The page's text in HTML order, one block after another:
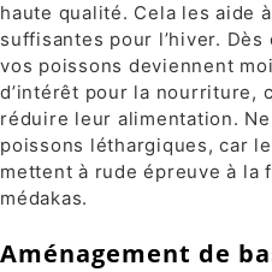
haute qualité. Cela les aide
suffisantes pour l’hiver.
vos poissons deviennent
d’intérêt pour la nourriture,
réduire leur alimentation.
poissons léthargiques, car
mettent à rude épreuve à la
médakas.
Aménagement de